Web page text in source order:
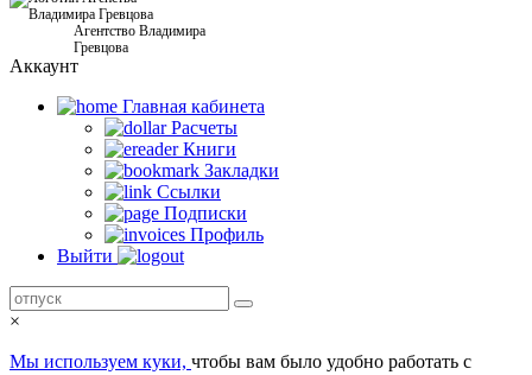
Агентство Владимира
Гревцова
Аккаунт
Главная кабинетa
Расчеты
Книги
Закладки
Ссылки
Подписки
Профиль
Выйти
×
Мы используем куки, чтобы вам было удобно работать с